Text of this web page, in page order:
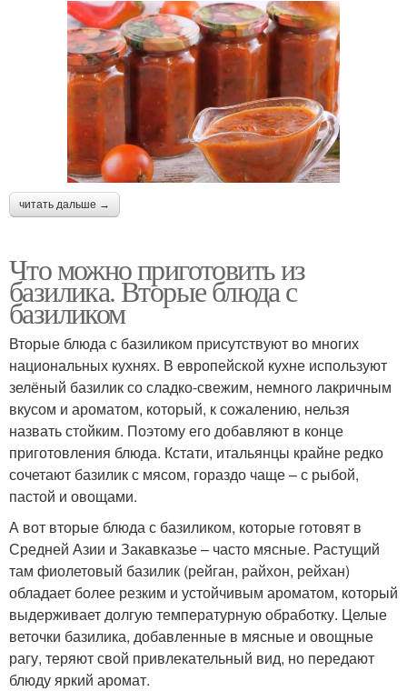
Классический рецепт Базилик под соусом
Сухой базилик Базилик в десертах
Десерты с базиликом
Заливка из базилика
Блюда с фиолетовым
базиликом
Базилик в медицине
Свежий базилик Фиолетовый рецепт
читать дальше →
Что можно приготовить из
базилика. Вторые блюда с
базиликом
Вторые блюда с базиликом присутствуют во многих
национальных кухнях. В европейской кухне используют
зелёный базилик со сладко-свежим, немного лакричным
вкусом и ароматом, который, к сожалению, нельзя
назвать стойким. Поэтому его добавляют в конце
приготовления блюда. Кстати, итальянцы крайне редко
сочетают базилик с мясом, гораздо чаще – с рыбой,
пастой и овощами.
А вот вторые блюда с базиликом, которые готовят в
Средней Азии и Закавказье – часто мясные. Растущий
там фиолетовый базилик (рейган, райхон, рейхан)
обладает более резким и устойчивым ароматом, который
выдерживает долгую температурную обработку. Целые
веточки базилика, добавленные в мясные и овощные
рагу, теряют свой привлекательный вид, но передают
блюду яркий аромат.